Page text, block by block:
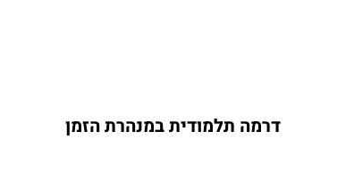
דרמה תלמודית במנהרת הזמן